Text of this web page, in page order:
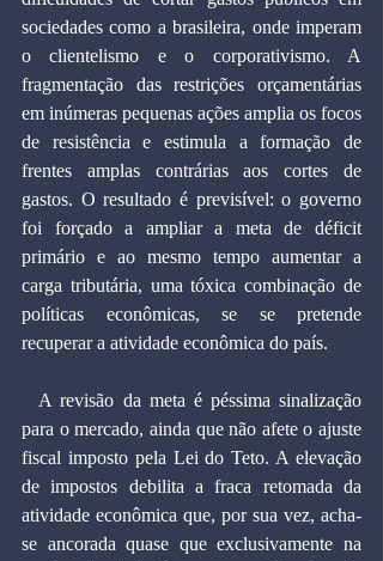
sociedades como a brasileira, onde imperam
o clientelismo e o corporativismo. A
fragmentação das restrições orçamentárias
em inúmeras pequenas ações amplia os focos
de resistência e estimula a formação de
frentes amplas contrárias aos cortes de
gastos. O resultado é previsível: o governo
foi forçado a ampliar a meta de déficit
primário e ao mesmo tempo aumentar a
carga tributária, uma tóxica combinação de
políticas econômicas, se se pretende
recuperar a atividade econômica do país.
para o mercado, ainda que não afete o ajuste
fiscal imposto pela Lei do Teto. A elevação
de impostos debilita a fraca retomada da
atividade econômica que, por sua vez, acha-
se ancorada quase que exclusivamente na